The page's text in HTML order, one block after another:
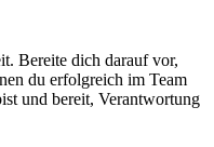
Bereite dich darauf vor,
du erfolgreich im Team
und bereit, Verantwortung